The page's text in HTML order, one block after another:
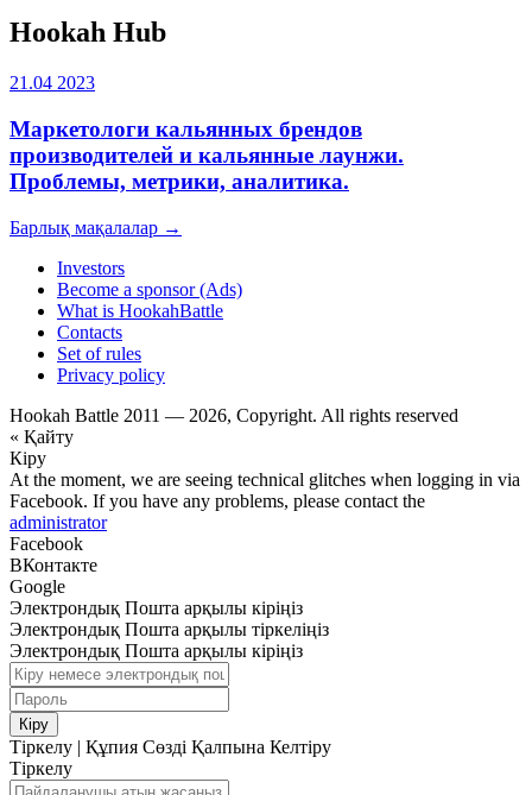
Hookah Hub
21.04 2023
Маркетологи кальянных брендов
производителей и кальянные лаунжи.
Проблемы, метрики, аналитика.
Барлық мақалалар →
Investors
Become a sponsor (Ads)
What is HookahBattle
Contacts
Set of rules
Privacy policy
Hookah Battle 2011 — 2026, Copyright. All rights reserved
« Қайту
Кіру
At the moment, we are seeing technical glitches when logging in via
Facebook. If you have any problems, please contact the
administrator
Facebook
ВКонтакте
Google
Электрондық Пошта арқылы кіріңіз
Электрондық Пошта арқылы тіркеліңіз
Электрондық Пошта арқылы кіріңіз
Кіру
Тіркелу | Құпия Сөзді Қалпына Келтіру
Тіркелу